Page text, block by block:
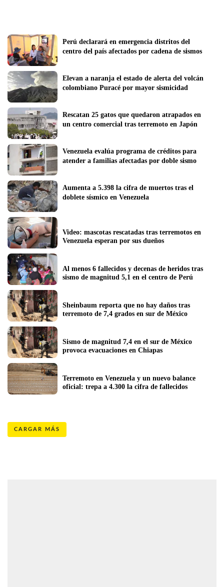
Perú declarará en emergencia distritos del
centro del país afectados por cadena de sismos
Elevan a naranja el estado de alerta del volcán
colombiano Puracé por mayor sismicidad
Rescatan 25 gatos que quedaron atrapados en
un centro comercial tras terremoto en Japón
Venezuela evalúa programa de créditos para
atender a familias afectadas por doble sismo
Aumenta a 5.398 la cifra de muertos tras el
doblete sísmico en Venezuela
Video: mascotas rescatadas tras terremotos en
Venezuela esperan por sus dueños
Al menos 6 fallecidos y decenas de heridos tras
sismo de magnitud 5,1 en el centro de Perú
Sheinbaum reporta que no hay daños tras
terremoto de 7,4 grados en sur de México
Sismo de magnitud 7,4 en el sur de México
provoca evacuaciones en Chiapas
Terremoto en Venezuela y un nuevo balance
CARGAR MÁS